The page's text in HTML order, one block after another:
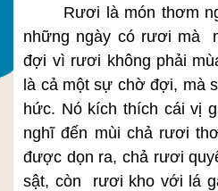
Rươi là món thơm
những ngày có rươi mà
đợi vì rươi không phải
là cả một sự chờ đợi, mà
hức. Nó kích thích cái vị
nghĩ đến mùi chả rươi
được dọn ra, chả rươi
sật, còn rươi kho với lá